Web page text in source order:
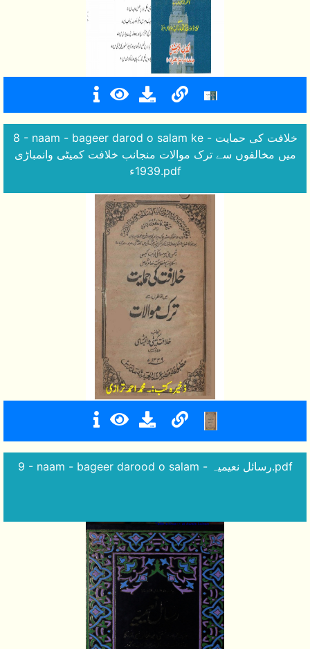
8 - naam - bageer darod o salam ke - خلافت کی حمایت
میں مخالفوں سے ترک موالات منجانب خلافت کمیٹی وانمباڑی
1939ء.pdf
9 - naam - bageer darood o salam - رسائل نعیمیہ.pdf